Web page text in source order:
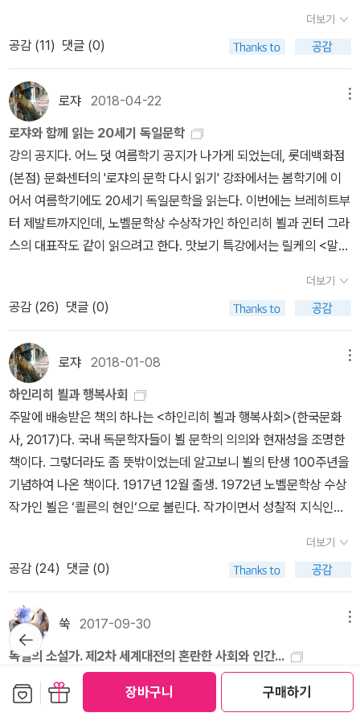
장바구니 구매하기
나에게 글쓰기가 쉬운 이유는 내가 글을 정말 쉽게 쓰기 때문이었다.
기 때문이었어!!! 하아- 이래서 정희진은 정희진이고 다락방은 다락방
이구나.인생이란 무엇인가.아무튼, 막 써보자.그래, 여러분, 얘들아.
내가 6월 5일에 러너가 되고 싶다는 주옥같은 리뷰를 한 편 쓰고난
뒤(제발 그만해..) 드디어!! 런데이 8주차를 모두 완료했다. 모두 소리
질럿!!!하하하하하하하하하하하하30분 연속 달리기를 과연, 내가?
하였지만, 앱에서 들리는 목소리에 크게 의지하니 뛸 수 있었다. 독서
괭 님은 이 안내자의 목소리를 꺼버리셨다 했는데, 나는 그런 사람들
을 물론 이해하지만, 나의 경우엔 그 목소리가 큰 도움이 되었다. 으..
힘들어.. 할라치면, 여러분은 할 수 있어요! 여기까지 달려왔으니 앞으
을 잊지 마시고, 중요한 건 페이스에요! 하는 말들을 던져줄 때마다 그
말들에 의지하며 한 발 한 발 계속 뛸 수 있었다. 내가 30분 연속 달리
기를 하는 그 위대한 순간에는 런데이 앱이 함께 있었고, 내 귀를 통해
잘했다고 고생 많닸다고 나를 다독여주는 안내자의 목소리가 있었다.
아아, 내 성취의 순간에 함께한 런데이 앱, 그리고 그 목소리. 2024
년 나의 소울메이트는 바로 이 런데이 앱 안내자가 아닌가. 아아.. 이
렇게, 바로 이렇게,다락방은 AI 와 사랑에 빠지는 겁니까? (영화제목
은 HIM)미래는 예측불허 그리하여 생은 의미를 갖는 것.아니 그런데
너무 좋잖아. 나의 건강한 삶을 응원해주고 내가 포기하지 않도록 해
주고 내가 다치지 않게 신경써주고 그런데 그 목소리는 내가 원할 때,
내가 선택했을 때만 들려온다. 개꿀.. 집착을 하기를 하나, 식탐을 부
랑은 AI 와 합시다!!아무튼 나 30분 달린 사람! (으쓱)책을 샀다.조금
샀다. [듄] 3권까지 6월 안에 읽어야 하는데 이제 겨우 1권 다 읽었다.
발등에 불뜰어져써... 그렇지만 다음 책은 내가 [오리엔탈리즘]으로
선정했고, 그리하여 이 책 [오리엔탈리즘과 에드워드 사이드]도 준비
해두었다. 읽을지는 잘 모르겠지만, 읽으려고 산 건 맞다.[그리고 아
무 말도 하지 않았다]는 투비에서 리뷰 보고 산 책. 재미있을 것 같다.
[당근 할머니]는 독서괭 님 서재에서 보고 옳다, 이거다! 하고 잽싸게
샀다. 마침 토요일에 아가 조카를 만나러 가서 이 책을 주었는데 읽어
가 외부로부터 자신을 차단하고 내면의 자아와 끝없는 대화를 나누고
있다는 생각이 든다. 주인공과 그에게 영향을 주고 있는 이들이 작가
의 자아인 듯하다. 읽다가 앞으로 가서 다시 읽기를 반복한 끝에 읽기
를 마치고 생각이 꼬리를 물고 일어나는 것을 경험하고 있다. 『운명』
은 감동적이다. 『좌절』을 읽는다면 『운명』은 다시 새롭게 다가온다.
『좌절』을 읽지 않았다면 『운명』을 더 깊이 이해할 수 없다. 자연스럽
게 세 번째 책 『태어나지 않은 아이를 위한 기도』를 펼치게 된다.6월
이라 그랬나? 의도하지 않았는데 전쟁관련 소설을 이어서 읽었다. 시
작은 하인리히 뵐의 『아담, 너는 어디에 가 있었나』였다. 아마도 그 전
에 읽은 『다다와 초현실주의』 와 『봄의 제전』이 그 시작을 만들었을
것이다. 독일군으로 2차 대전에 참전했던 하인리히 뵐의 경험이 담겨
있는 소설이다. 그가 전범으로 비판 받을 수 있는 치명적인 약점이다.
고 한다. 징병되어 원하지 않는 전쟁을 해야 했던 그의 삶은 ‘국가란
무엇인가?’라는 질문에까지 이르게 한다. 전후(戰後) 그는 전쟁 경
험과 폐허를 주제로 한 작품들을 썼다. 『그리고 아무 말도 하지 않았
다』를 읽었는지 기억나지 않는다. 그래서 읽어야 했고, 다시 『열차는
정확했다』를 주문했다. 『어느 어릿광대의 전설』과 『카타리나 블룸의
잃어버린 명예』까지 읽을 계획이다.엘리 위젤과 임레 케르테스, 하인
리히 뵐과 귄터 그라스, 피해 집단과 가해 집단의 문학가들이다. 같은
시대를 통과했지만 서로 다른 경험을 했다. 엘리 위젤은 노벨 평화상
을 나머지 세 사람은 노벨 문학상을 수상했다. 그들은 글의 결은 다르
게 되는가? 이런 비참함은 어디에 근원을 두고 있는가? 인간은 본래
선과 악 어디에 속하는가?만일 유대인과 독일군 신분이 서로 바뀌었
다면 어땠을까? 임레 케르테스가 『좌절』에서 징집당한 군인과 간수
(看守)로서의 경험을 통해 던진 질문을 떠올리게 된다. 우리는 어떠
한 위치에 있든지 도덕성을 유지할 수 있는가? '당신은 사형집행관입
니까, 사형수입니까?'(417p,『좌절』)
더보기
공감 (11) 댓글 (0)
로쟈 2018-04-22
로쟈와 함께 읽는 20세기 독일문학
강의 공지다. 어느 덧 여름학기 공지가 나가게 되었는데, 롯데백화점
(본점) 문화센터의 '로쟈의 문학 다시 읽기' 강좌에서는 봄학기에 이
어서 여름학기에도 20세기 독일문학을 읽는다. 이번에는 브레히트부
터 제발트까지인데, 노벨문학상 수상작가인 하인리히 뵐과 귄터 그라
스의 대표작도 같이 읽으려고 한다. 맛보기 특강에서는 릴케의 <말테
지 매주 목요일(오후 3시 30분-5시)에 진행된다. 독일문학에 관심이
있는 분들은 참고하시길. 구체적인 일정은 아래와 같다. 로쟈의 문학
다시 읽기특강 6월 07일_ 릴케의 <말테의 수기> 다시 읽기 1강 6월
14일_ 브레히트, <서푼짜리 오페라> 2강 6월 21일_ 브레히트, <억
척어멈과 자식들>(*<서푼짜리 오페라>에 수록) 3강 6월 28일_ 하
인리히 뵐 <그리고 아무말도 하지 않았다> 4강 7월 05일_ 하인리
히 뵐, <카타리나 블룸의 잃어버린 명예> 5강 7월 12일_ 귄터 그라
스 <양철북>(1) 6강 7월 19일_ 귄터 그라스 <양철북>(2) 7강 7월
26일_ 귄터 그라스, <게걸음으로> 8강 8월 02일_ 제발트, <현기
증. 감정들> 9강 8월 09일_ 제발트, <토성의 고리> 10강 8월 16
일_ 제발트, <아우스터리츠> 18. 04. 22.
더보기
공감 (26) 댓글 (0)
로쟈 2018-01-08
하인리히 뵐과 행복사회
주말에 배송받은 책의 하나는 <하인리히 뵐과 행복사회>(한국문화
사, 2017)다. 국내 독문학자들이 뵐 문학의 의의와 현재성을 조명한
책이다. 그렇더라도 좀 뜻밖이었는데 알고보니 뵐의 탄생 100주년을
기념하여 나온 책이다. 1917년 12월 출생. 1972년 노벨문학상 수상
작가인 뵐은 ‘쾰른의 현인‘으로 불린다. 작가이면서 성찰적 지식인이
책들은 다 절판된 듯싶다. 나로선 노벨상 수상작가 강의에서 <그리고
아무말도 하지 않았다>를 읽었고, <카타리나 블룸의 잃어버린 명예>
도 별도의 강의에서 다룬 적이 있다. 기회가 닿으면 <어느 어릿광대
의 견해>(문학동네)도 강의에서 다루고 싶다. 유감스러운 건 대표작
이라는 <여인과 군상>이 발췌본으로만 나와있고 아직 완역되지 않은
점(기억에는 오래전에 세계문학전집판으로 나왔다가 절판됐다). ‘하
인리히 뵐괴 행복사회‘를 위해서라도 전공자들이 좀더 힘을 내주면
더보기
공감 (24) 댓글 (0)
쑥 2017-09-30
독일의 소설가. 제2차 세계대전의 혼란한 사회와 인간...
독일의 소설가. 제2차 세계대전의 혼란한 사회와 인간을 그린 작품이
많다. 《검은 양》(1951)으로 ‘그룹 47’의 문학상을 수상하였으며 19
뒤로가
기